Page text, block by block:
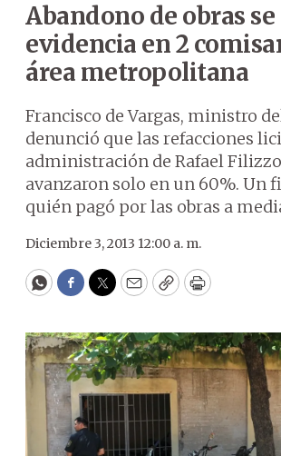
Abandono de obras se
evidencia en 2
área metropolitana
Francisco de Vargas, ministro
denunció que las refacciones
administración de Rafael
avanzaron solo en un 60%. Un
quién pagó por las obras a
Diciembre 3, 2013 12:00 a. m.
WhatsApp
Facebook
Twitter
EmailCopyPrint